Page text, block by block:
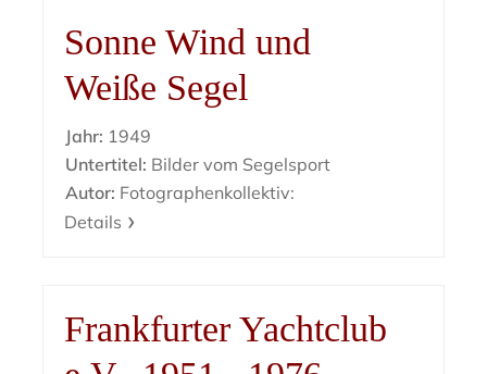
Sonne Wind und
Weiße Segel
Jahr: 1949
Untertitel: Bilder vom Segelsport
Autor: Fotographenkollektiv:
Details
Frankfurter Yachtclub